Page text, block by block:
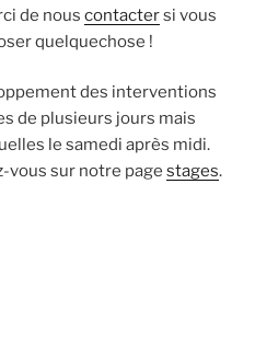
de nous contactersi vous
quelquechose !
des interventions
de plusieurs jours mais
le samedi après midi.
vous sur notre page stages.